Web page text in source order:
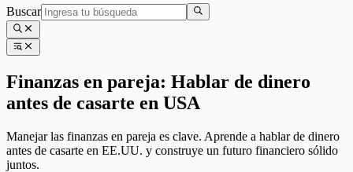
Buscar
Finanzas en pareja: Hablar de dinero
antes de casarte en USA
Manejar las finanzas en pareja es clave. Aprende a hablar de dinero
antes de casarte en EE.UU. y construye un futuro financiero sólido
juntos.